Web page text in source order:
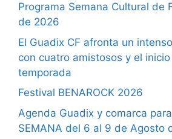
Programa Semana Cultural de
de 2026
El Guadix CF afronta un
con cuatro amistosos y el
temporada
Festival BENAROCK 2026
Agenda Guadix y comarca
SEMANA del 6 al 9 de Agosto